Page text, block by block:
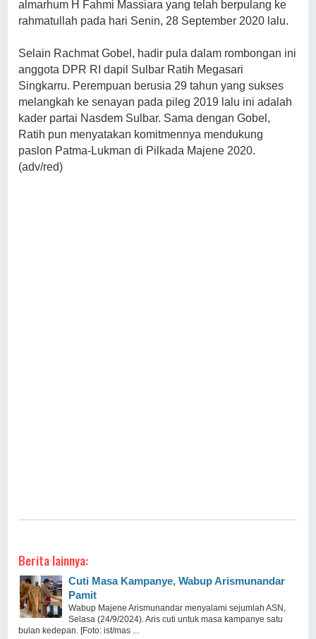
almarhum H Fahmi Massiara yang telah berpulang ke
rahmatullah pada hari Senin, 28 September 2020 lalu.
Selain Rachmat Gobel, hadir pula dalam rombongan ini
anggota DPR RI dapil Sulbar Ratih Megasari
Singkarru. Perempuan berusia 29 tahun yang sukses
melangkah ke senayan pada pileg 2019 lalu ini adalah
kader partai Nasdem Sulbar. Sama dengan Gobel,
Ratih pun menyatakan komitmennya mendukung
paslon Patma-Lukman di Pilkada Majene 2020.
(adv/red)
Berita lainnya:
Cuti Masa Kampanye, Wabup Arismunandar
Pamit
Wabup Majene Arismunandar menyalami sejumlah ASN,
Selasa (24/9/2024). Aris cuti untuk masa kampanye satu
bulan kedepan. [Foto: ist/mas ...